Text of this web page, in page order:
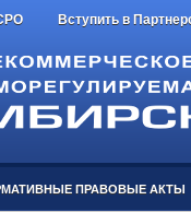
Вступить в
ПРАВОВЫЕ АКТЫ